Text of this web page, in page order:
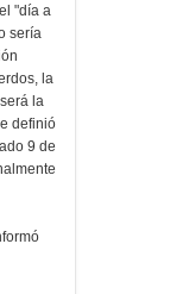
"día a
sería
la
la
definió
9 de